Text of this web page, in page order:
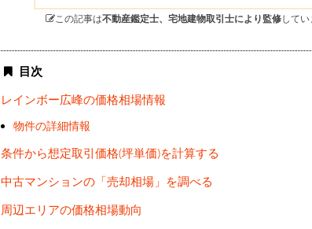
この記事は不動産鑑定士、宅地建物取引士により監修してい
目次
レインボー広峰の価格相場情報
物件の詳細情報
条件から想定取引価格(坪単価)を計算する
中古マンションの「売却相場」を調べる
周辺エリアの価格相場動向